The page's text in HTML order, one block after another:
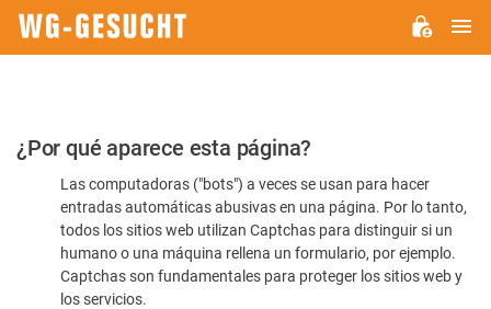
Por
favor,
confirme
humano
¿Por qué aparece esta página?
Las computadoras ("bots") a veces se usan para hacer
entradas automáticas abusivas en una página. Por lo tanto,
todos los sitios web utilizan Captchas para distinguir si un
humano o una máquina rellena un formulario, por ejemplo.
Captchas son fundamentales para proteger los sitios web y
los servicios.